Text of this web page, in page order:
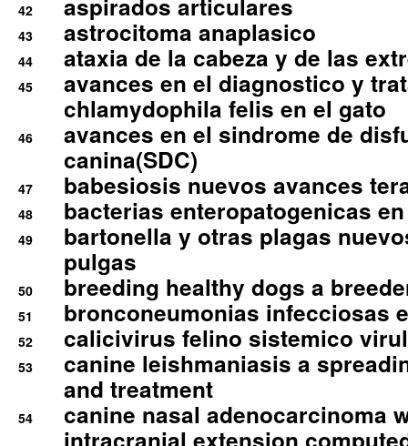
42 aspirados articulares
43 astrocitoma anaplasico
44 ataxia de la cabeza y de las
45
avances en el diagnostico y
chlamydophila felis en el gato
46
avances en el sindrome de
canina(SDC)
47 babesiosis nuevos avances
48 bacterias enteropatogenicas
49
bartonella y otras plagas
pulgas
50 breeding healthy dogs a
51 bronconeumonias infecciosas
52 calicivirus felino sistemico
53
canine leishmaniasis a
and treatment
54
canine nasal adenocarcinoma